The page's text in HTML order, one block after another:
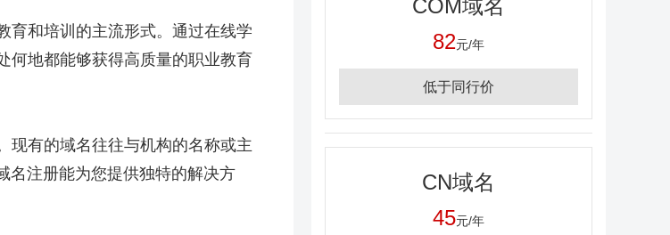
育和培训的主流形式。通过在线学
何地都能够获得高质量的职业教育
现有的域名往往与机构的名称或主
名注册能为您提供独特的解决方
COM域名
82元/年
低于同行价
CN域名
45元/年